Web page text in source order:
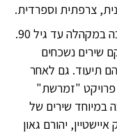
צרפתית וספרדית.
חנה אהבה לשיר. היא שרה מקסים והשתלבה במקהלה עד גיל 90.
שירים נשכחים
תיעוד. גם לאחר
"זמרשת"
במיוחד שירים של
יהורם גאון